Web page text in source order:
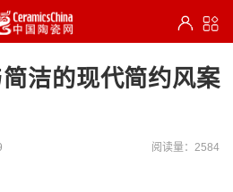
洁的现代简约风案
阅读量：2584